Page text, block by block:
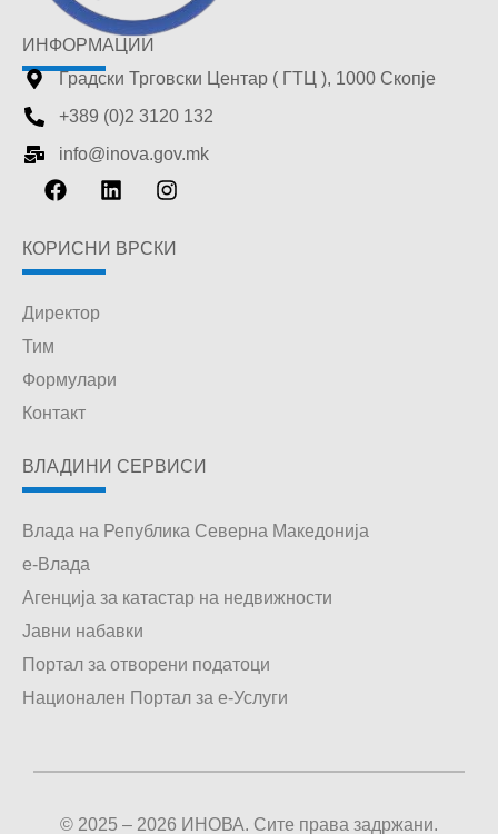
ИНФОРМАЦИИ
Градски Трговски Центар ( ГТЦ ), 1000 Скопје
+389 (0)2 3120 132
info@inova.gov.mk
КОРИСНИ ВРСКИ
Директор
Тим
Формулари
Контакт
ВЛАДИНИ СЕРВИСИ
Влада на Република Северна Македонија
е-Влада
Агенција за катастар на недвижности
Јавни набавки
Портал за отворени податоци
Национален Портал за е-Услуги
© 2025 – 2026 ИНОВА. Сите права задржани.